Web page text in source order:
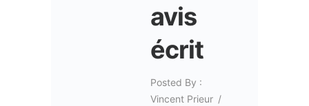
avis
écrit
Posted By :
Vincent Prieur /